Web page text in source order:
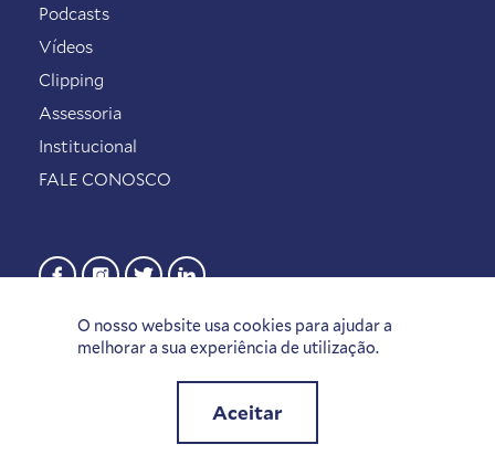
O nosso website usa cookies para ajudar a
melhorar a sua experiência de utilização.
Aceitar
Podcasts
Vídeos
Clipping
Assessoria
Institucional
FALE CONOSCO